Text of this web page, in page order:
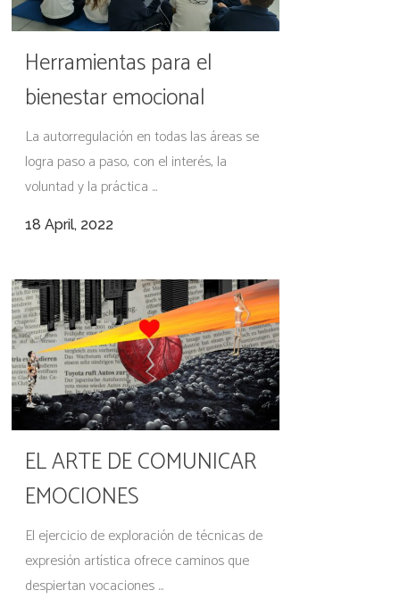
Herramientas para el
bienestar emocional
La autorregulación en todas las áreas se
logra paso a paso, con el interés, la
voluntad y la práctica ...
18 April, 2022
EL ARTE DE COMUNICAR
EMOCIONES
El ejercicio de exploración de técnicas de
expresión artística ofrece caminos que
despiertan vocaciones ...